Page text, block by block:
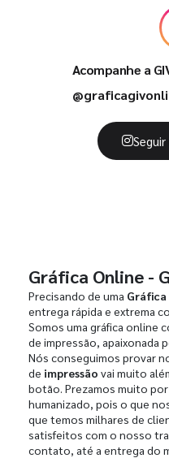
Acompanhe a
Gráfica Online -
Precisando de uma
entrega rápida e extrema
Somos uma gráfica online
de impressão, apaixonada
Nós conseguimos provar
de impressão vai muito
botão. Prezamos muito
humanizado, pois o que
que temos milhares de
satisfeitos com o nosso
contato, até a entrega do